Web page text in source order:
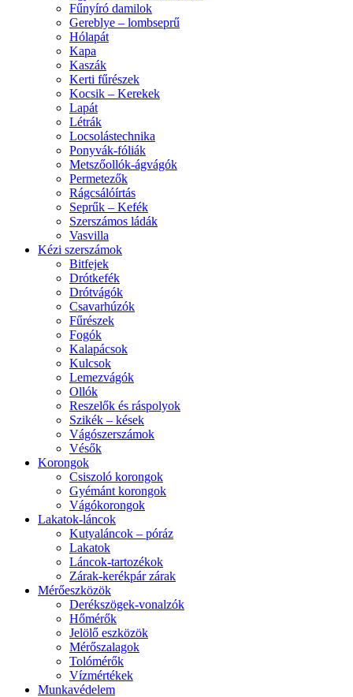
Fűnyíró damilok
Gereblye – lombseprű
Hólapát
Kapa
Kaszák
Kerti fűrészek
Kocsik – Kerekek
Lapát
Létrák
Locsolástechnika
Ponyvák-fóliák
Metszőollók-ágvágók
Permetezők
Rágcsálóírtás
Seprűk – Kefék
Szerszámos ládák
Vasvilla
Kézi szerszámok
Bitfejek
Drótkefék
Drótvágók
Csavarhúzók
Fűrészek
Fogók
Kalapácsok
Kulcsok
Lemezvágók
Ollók
Reszelők és ráspolyok
Szikék – kések
Vágószerszámok
Vésők
Korongok
Csiszoló korongok
Gyémánt korongok
Vágókorongok
Lakatok-láncok
Kutyaláncok – póráz
Lakatok
Láncok-tartozékok
Zárak-kerékpár zárak
Mérőeszközök
Derékszögek-vonalzók
Hőmérők
Jelölő eszközök
Mérőszalagok
Tolómérők
Vízmértékek
Munkavédelem